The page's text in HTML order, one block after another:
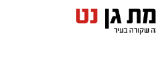
- פעם באתרי הבנייה,
עתידו של יואב סגלוביץ'
איציק בונצל, אביו
שנפל בקרבות ברצועת